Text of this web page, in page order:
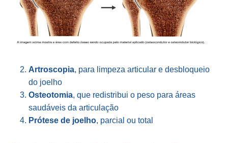
Artroscopia, para limpeza articular e desbloqueio
do joelho
Osteotomia, que redistribui o peso para áreas
saudáveis da articulação
Prótese de joelho, parcial ou total